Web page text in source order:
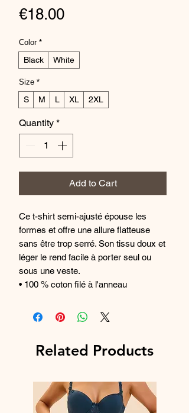
€18.00Price
Color *
Black White
Size *
S M L XL 2XL
Quantity *
Add to Cart
Ce t-shirt semi-ajusté épouse les
formes et offre une allure flatteuse
sans être trop serré. Son tissu doux et
léger le rend facile à porter seul ou
sous une veste.
• 100 % coton filé à l'anneau
est composé à 90 % de coton filé à
l'anneau et à 10 % de polyester
• Coupe semi-ajustée
• Col côtelé étroit
• Bande de propreté au niveau du cou
et des épaules
Related Products